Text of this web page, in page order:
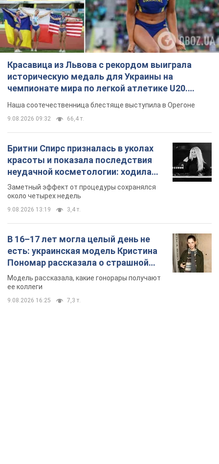
Красавица из Львова с рекордом выиграла
историческую медаль для Украины на
чемпионате мира по легкой атлетике U20.
Видео
Наша соотечественница блестяще выступила в Орегоне
9.08.2026 09:32 66,4 т.
Бритни Спирс призналась в уколах
красоты и показала последствия
неудачной косметологии: ходила
так почти месяц
Заметный эффект от процедуры сохранялся
около четырех недель
9.08.2026 13:19 3,4 т.
В 16–17 лет могла целый день не
есть: украинская модель Кристина
Пономар рассказала о страшной
стороне модельной карьеры
Модель рассказала, какие гонорары получают
ее коллеги
9.08.2026 16:25 7,3 т.